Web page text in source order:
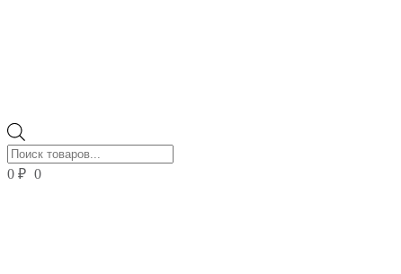
товаров
0 ₽ 0